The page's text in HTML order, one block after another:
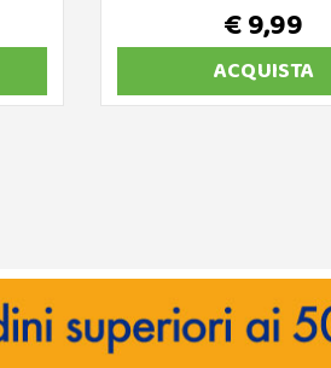
€ 9,99
ACQUISTA